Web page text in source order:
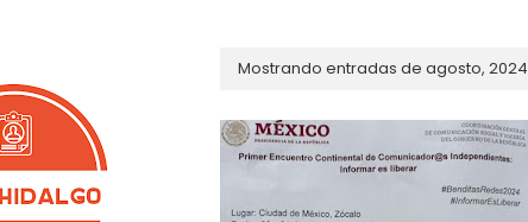
Mostrando entradas de agosto, 2024